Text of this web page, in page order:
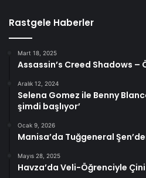
Rastgele Haberler
Mart 18, 2025
Assassin’s Creed Shadows –
Aralık 12, 2024
Selena Gomez ile Benny
şimdi başlıyor’
Ocak 9, 2026
Manisa’da Tuğgeneral
Mayıs 28, 2025
Havza’da Veli-Öğrenciyle